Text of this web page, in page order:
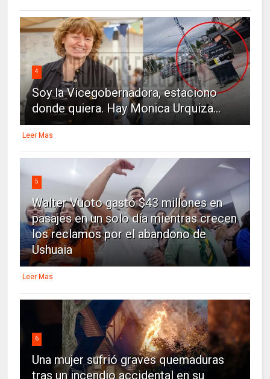
4
Soy la Vicegobernadora, estaciono
donde quiera. Hay Monica Urquiza...
Leer Mas
5
Walter Vuoto gastó $43 millones en
pasajes en un solo día mientras crecen
los reclamos por el abandono de
Ushuaia
Leer Mas
6
Una mujer sufrió graves quemaduras
tras un incendio accidental en su